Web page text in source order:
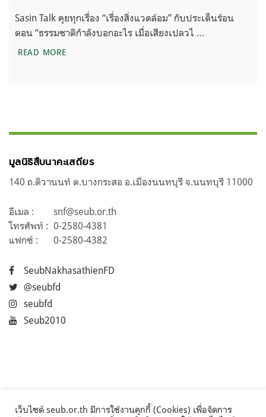
Sasin Talk คุยทุกเรื่อง “เรื่องสิ่งแวดล้อม” กับประเด็นร้อน
ตอน “ธรรมชาติกำลังบอกอะไร เมื่อเสียงเปลวไ …
READ MORESASIN TALK EP1 : ธรรมชาติกำลังบอกอะไร เมื่อเสีย
มูลนิธิสืบนาคะเสถียร
140 ถ.ติวานนท์ ต.บางกระสอ อ.เมืองนนทบุรี จ.นนทบุรี 11000
อีเมล :
snf@seub.or.th
โทรศัพท์ : 0-2580-4381
แฟกซ์ :
0-2580-4382
SeubNakhasathienFD
@seubfd
seubfd
Seub2010
เว็บไซต์ seub.or.th มีการใช้งานคุกกี้ (Cookies) เพื่อจัดการ